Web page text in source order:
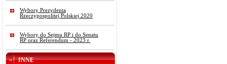
Wybory Prezydenta
Rzeczypospolitej Polskiej 2020
Wybory do Sejmu RP i do Senatu
RP oraz Referendum - 2023 r.
INNE